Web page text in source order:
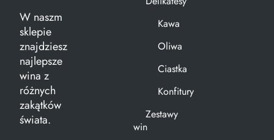
W naszm
sklepie
znajdziesz
najlepsze
wina z
różnych
zakątków
świata.
Kawa
Oliwa
Ciastka
Konfitury
Zestawy
win